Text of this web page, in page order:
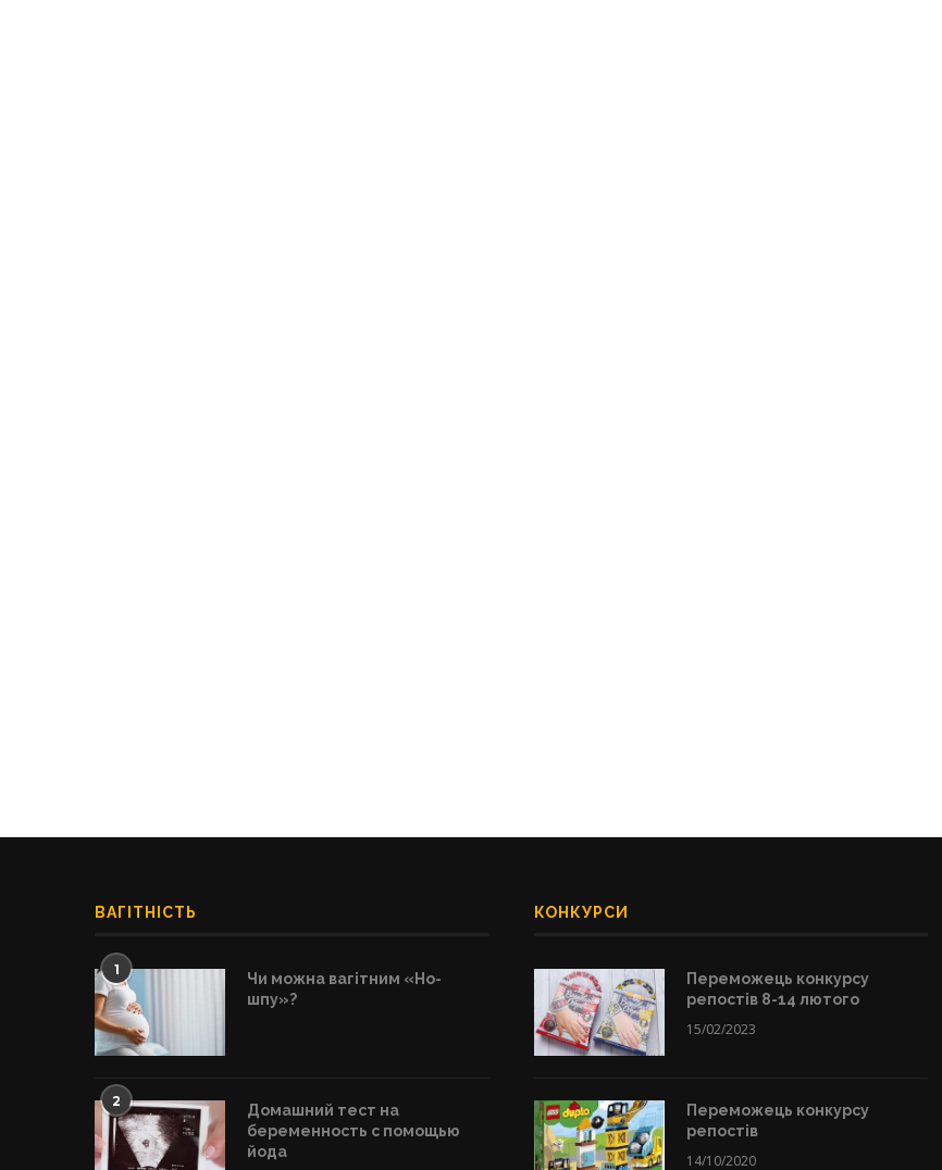
ВАГІТНІСТЬ
1
Чи можна вагітним «Но-
шпу»?
2
Домашний тест на
беременность с помощью
йода
КОНКУРСИ
Переможець конкурсу
репостів 8-14 лютого
15/02/2023
Переможець конкурсу
репостів
14/10/2020